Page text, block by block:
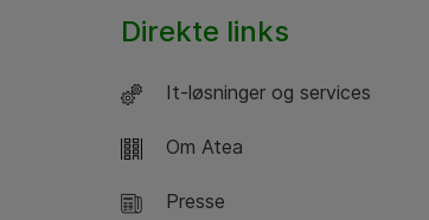
Direkte links
It-løsninger og services
Om Atea
Presse